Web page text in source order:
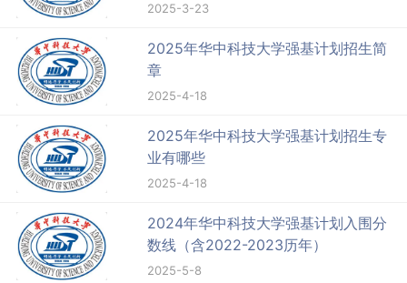
2025-3-23
2025年华中科技大学强基计划招生简
章
2025-4-18
2025年华中科技大学强基计划招生专
业有哪些
2025-4-18
2024年华中科技大学强基计划入围分
数线（含2022-2023历年）
2025-5-8